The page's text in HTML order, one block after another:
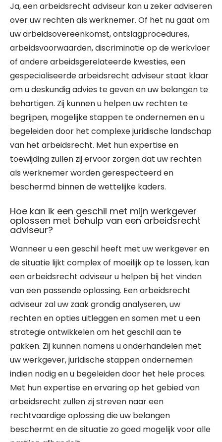
Ja, een arbeidsrecht adviseur kan u zeker adviseren
over uw rechten als werknemer. Of het nu gaat om
uw arbeidsovereenkomst, ontslagprocedures,
arbeidsvoorwaarden, discriminatie op de werkvloer
of andere arbeidsgerelateerde kwesties, een
gespecialiseerde arbeidsrecht adviseur staat klaar
om u deskundig advies te geven en uw belangen te
behartigen. Zij kunnen u helpen uw rechten te
begrijpen, mogelijke stappen te ondernemen en u
begeleiden door het complexe juridische landschap
van het arbeidsrecht. Met hun expertise en
toewijding zullen zij ervoor zorgen dat uw rechten
als werknemer worden gerespecteerd en
beschermd binnen de wettelijke kaders.
Hoe kan ik een geschil met mijn werkgever
oplossen met behulp van een arbeidsrecht
adviseur?
Wanneer u een geschil heeft met uw werkgever en
de situatie lijkt complex of moeilijk op te lossen, kan
een arbeidsrecht adviseur u helpen bij het vinden
van een passende oplossing. Een arbeidsrecht
adviseur zal uw zaak grondig analyseren, uw
rechten en opties uitleggen en samen met u een
strategie ontwikkelen om het geschil aan te
pakken. Zij kunnen namens u onderhandelen met
uw werkgever, juridische stappen ondernemen
indien nodig en u begeleiden door het hele proces.
Met hun expertise en ervaring op het gebied van
arbeidsrecht zullen zij streven naar een
rechtvaardige oplossing die uw belangen
beschermt en de situatie zo goed mogelijk voor alle